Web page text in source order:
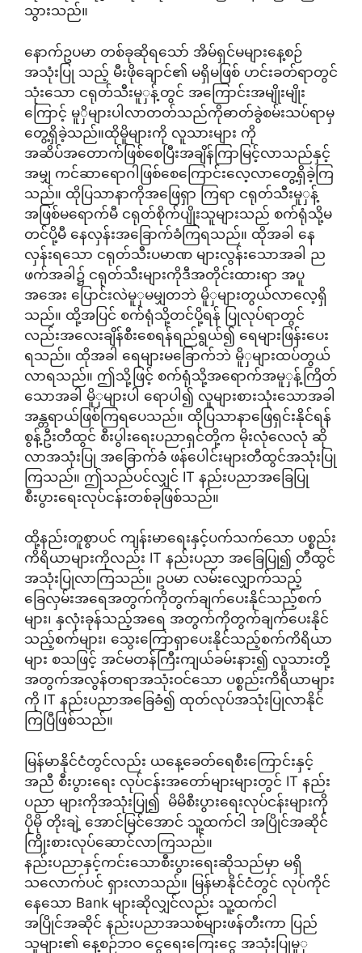
သွားသည်။
နောက်ဥပမာ တစ်ခုဆိုရသော် အိမ်ရှင်မများနေ့စဉ်
အသုံးပြု သည့် မီးဖိုချောင်၏ မရှိမဖြစ် ဟင်းခတ်ရာတွင်
သုံးသော ငရုတ်သီးမူှန့်တွင် အကြောင်းအမျိုးမျိုး
ကြောင့် မူှိများပါလာတတ်သည်ကိုဓာတ်ခွဲစမ်းသပ်ရာမှ
တွေ့ရှိခဲ့သည်။ထိုမိူများကို လူသားများ ကို
အဆိပ်အတောက်ဖြစ်စေပြီးအချိန်ကြာမြင့်လာသည်နှင့်
အမျှ ကင်ဆာရောဂါဖြစ်စေကြောင်းလေ့လာတွေ့ရှိခဲ့ကြ
သည်။ ထိုပြသာနာကိုအဖြေရှာ ကြရာ ငရုတ်သီးမူှန့်
အဖြစ်မရောက်မီ ငရုတ်စိုက်ပျိုးသူများသည် စက်ရုံသို့မ
တင်ပို့မီ နေလှန်းအခြောက်ခံကြရသည်။ ထိုအခါ နေ
လှန်းရသော ငရုတ်သီးပမာဏ များလွန်းသောအခါ ည
ဖက်အခါ၌ ငရုတ်သီးများကိုဒီအတိုင်းထားရာ အပူ
အအေး ပြောင်းလဲမူှမမျှတဘဲ မိူှများတွယ်လာလေ့ရှိ
သည်။ ထို့အပြင် စက်ရုံသို့တင်ပို့ရန် ပြုလုပ်ရာတွင်
လည်းအလေးချိန်စီးစေရန်ရည်ရွယ်၍ ရေများဖြန်းပေး
ရသည်။ ထိုအခါ ရေများမခြောက်ဘဲ မိူှများထပ်တွယ်
လာရသည်။ ဤသို့ဖြင့် စက်ရုံသို့အရောက်အမူှန့်ကြိတ်
သောအခါ မိူှများပါ ရောပါ၍ လူများစားသုံးသောအခါ
အန္တရာယ်ဖြစ်ကြရပေသည်။ ထိုပြသာနာဖြေရှင်းနိုင်ရန်
စွန့်ဦးတီထွင် စီးပွါးရေးပညာရှင်တို့က မိုးလုံလေလုံ ဆို
လာအသုံးပြု အခြောက်ခံ ဖန်ပေါင်းများတီထွင်အသုံးပြု
ကြသည်။ ဤသည်ပင်လျှင် IT နည်းပညာအခြေပြု
စီးပွားရေးလုပ်ငန်းတစ်ခုဖြစ်သည်။
ထို့နည်းတူစွာပင် ကျန်းမာရေးနှင့်ပက်သက်သော ပစ္စည်း
ကိရိယာများကိုလည်း IT နည်းပညာ အခြေပြု၍ တီထွင်
အသုံးပြုလာကြသည်။ ဥပမာ လမ်းလျှောက်သည့်
ခြေလှမ်းအရေအတွက်ကိုတွက်ချက်ပေးနိုင်သည့်စက်
များ၊ နှလုံးခုန်သည့်အရေ အတွက်ကိုတွက်ချက်ပေးနိုင်
သည့်စက်များ၊ သွေးကြောရှာပေးနိုင်သည့်စက်ကိရိယာ
များ စသဖြင့် အင်မတန်ကြီးကျယ်ခမ်းနား၍ လူသားတို့
အတွက်အလွန်တရာအသုံးဝင်သော ပစ္စည်းကိရိယာများ
ကို IT နည်းပညာအခြေခံ၍ ထုတ်လုပ်အသုံးပြုလာနိုင်
ကြပြီဖြစ်သည်။
မြန်မာနိုင်ငံတွင်လည်း ယနေ့ခေတ်ရေစီးကြောင်းနှင့်
အညီ စီးပွားရေး လုပ်ငန်းအတော်များများတွင် IT နည်း
ပညာ များကိုအသုံးပြု၍ မိမိစီးပွားရေးလုပ်ငန်းများကို
ပိုမို တိုးချဲ့ အောင်မြင်အောင် သူ့ထက်ငါ အပြိုင်အဆိုင်
ကြိုးစားလုပ်ဆောင်လာကြသည်။
နည်းပညာနှင့်ကင်းသောစီးပွားရေးဆိုသည်မှာ မရှိ
သလောက်ပင် ရှားလာသည်။ မြန်မာနိုင်ငံတွင် လုပ်ကိုင်
နေသော Bank များဆိုလျှင်လည်း သူ့ထက်ငါ
အပြိုင်အဆိုင် နည်းပညာအသစ်များဖန်တီးကာ ပြည်
သူများ၏ နေ့စဉ်ဘဝ ငွေရေးကြေးငွေ အသုံးပြုမူှ